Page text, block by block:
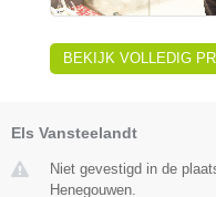
BEKIJK VOLLEDIG
Els Vansteelandt
Niet gevestigd in de
Henegouwen.